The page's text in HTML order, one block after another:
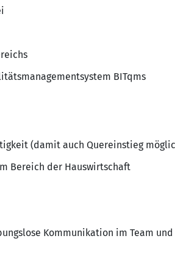
BITqms
(damit auch Quereinstieg
Bereich der Hauswirtschaft
Kommunikation im Team